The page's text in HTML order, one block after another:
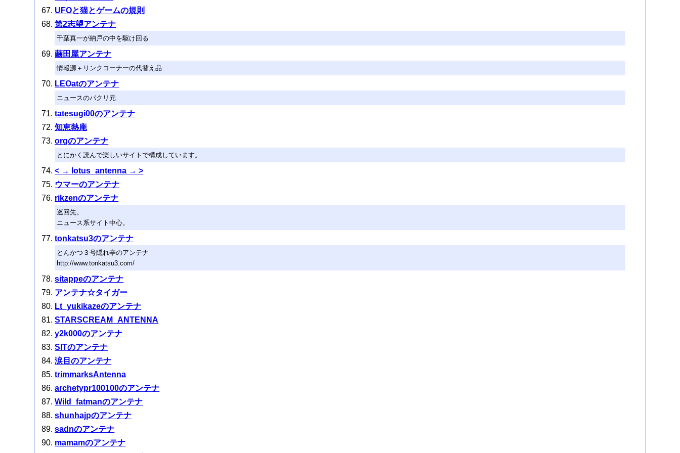
UFOと猫とゲームの規則
第2志望アンテナ
千葉真一が納戸の中を駆け回る
繭田屋アンテナ
情報源＋リンクコーナーの代替え品
LEOatのアンテナ
ニュースのパクリ元
tatesugi00のアンテナ
知恵熱庵
orgのアンテナ
とにかく読んで楽しいサイトで構成しています。
< → lotus_antenna → >
ウマーのアンテナ
rikzenのアンテナ
巡回先。
ニュース系サイト中心。
tonkatsu3のアンテナ
とんかつ３号隠れ亭のアンテナ
http://www.tonkatsu3.com/
sitappeのアンテナ
アンテナ☆タイガー
Lt_yukikazeのアンテナ
STARSCREAM_ANTENNA
y2k000のアンテナ
SITのアンテナ
涙目のアンテナ
trimmarksAntenna
archetypr100100のアンテナ
Wild_fatmanのアンテナ
shunhajpのアンテナ
sadnのアンテナ
mamamのアンテナ